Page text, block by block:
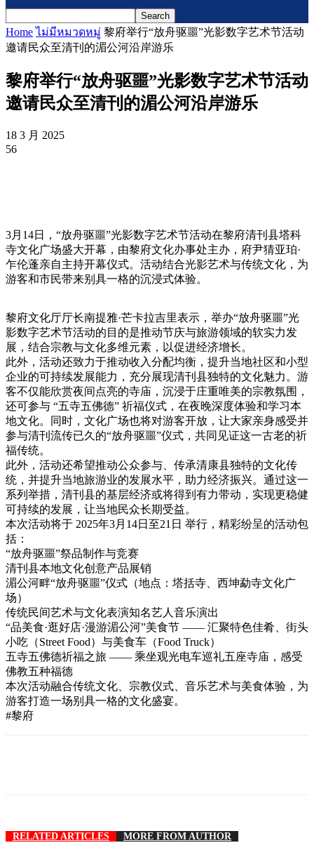
Home ไม่มีหมวดหมู่ 黎府举行“放舟驱噩”光影数字艺术节活动
邀请民众至清刊的湄公河沿岸游乐
黎府举行“放舟驱噩”光影数字艺术节活动
邀请民众至清刊的湄公河沿岸游乐
18 3 月 2025
56
3月14日，“放舟驱噩”光影数字艺术节活动在黎府清刊县塔科
寺文化广场盛大开幕，由黎府文化办事处主办，府尹猜亚珀·
乍伦蓬亲自主持开幕仪式。活动结合光影艺术与传统文化，为
游客和市民带来别具一格的沉浸式体验。
黎府文化厅厅长南提雅·芒卡拉吉里表示，举办“放舟驱噩”光
影数字艺术节活动的目的是推动节庆与旅游领域的软实力发
展，结合宗教与文化多维元素，以促进经济增长。
此外，活动还致力于推动收入分配均衡，提升当地社区和小型
企业的可持续发展能力，充分展现清刊县独特的文化魅力。游
客不仅能欣赏夜间点亮的寺庙，沉浸于庄重唯美的宗教氛围，
还可参与 “五寺五佛德” 祈福仪式，在夜晚深度体验和学习本
地文化。同时，文化广场也将对游客开放，让大家亲身感受并
参与清刊流传已久的“放舟驱噩”仪式，共同见证这一古老的祈
福传统。
此外，活动还希望推动公众参与、传承清康县独特的文化传
统，并提升当地旅游业的发展水平，助力经济振兴。通过这一
系列举措，清刊县的基层经济或将得到有力带动，实现更稳健
可持续的发展，让当地民众长期受益。
本次活动将于 2025年3月14日至21日 举行，精彩纷呈的活动包
括：
“放舟驱噩”祭品制作与竞赛
清刊县本地文化创意产品展销
湄公河畔“放舟驱噩”仪式（地点：塔括寺、西坤勐寺文化广
场）
传统民间艺术与文化表演知名艺人音乐演出
“品美食·逛好店·漫游湄公河”美食节 —— 汇聚特色佳肴、街头
小吃（Street Food）与美食车（Food Truck）
五寺五佛德祈福之旅 —— 乘坐观光电车巡礼五座寺庙，感受
佛教五种福德
本次活动融合传统文化、宗教仪式、音乐艺术与美食体验，为
游客打造一场别具一格的文化盛宴。
#黎府
RELATED ARTICLES MORE FROM AUTHOR